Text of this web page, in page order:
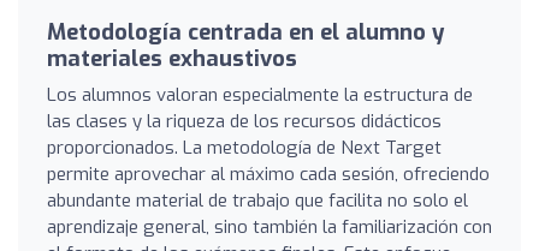
Metodología centrada en el alumno y
materiales exhaustivos
Los alumnos valoran especialmente la estructura de
las clases y la riqueza de los recursos didácticos
proporcionados. La metodología de Next Target
permite aprovechar al máximo cada sesión, ofreciendo
abundante material de trabajo que facilita no solo el
aprendizaje general, sino también la familiarización con